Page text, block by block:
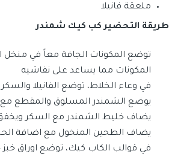
ملعقة فانيلا
طريقة التحضير كب كيك شمندر
توضع المكونات الجافة معاً في منخل
المكونات مما يساعد على نفاشيه
في وعاء الخلاط، توضع الفانيلا
يوضع الشمندر المسلوق والمقطع مع
يضاف خليط الشمندر مع السكر
يضاف الطحين المنخول مع اضافة
في قوالب الكاب كيك، توضع اوراق